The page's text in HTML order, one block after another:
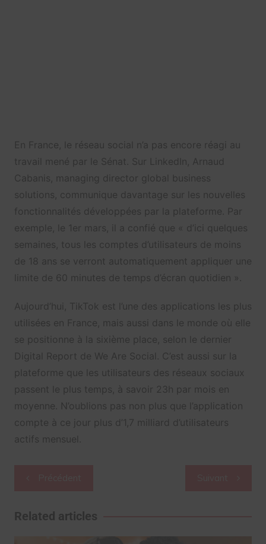
En France, le réseau social n’a pas encore réagi au
travail mené par le Sénat. Sur LinkedIn, Arnaud
Cabanis, managing director global business
solutions, communique davantage sur les nouvelles
fonctionnalités développées par la plateforme. Par
exemple, le 1er mars, il a confié que « d’ici quelques
semaines, tous les comptes d’utilisateurs de moins
de 18 ans se verront automatiquement appliquer une
limite de 60 minutes de temps d’écran quotidien ».
Aujourd’hui, TikTok est l’une des applications les plus
utilisées en France, mais aussi dans le monde où elle
se positionne à la sixième place, selon le dernier
Digital Report de We Are Social. C’est aussi sur la
plateforme que les utilisateurs des réseaux sociaux
passent le plus temps, à savoir 23h par mois en
moyenne. N’oublions pas non plus que l’application
compte à ce jour plus d’1,7 milliard d’utilisateurs
actifs mensuel.
l’article
Related articles